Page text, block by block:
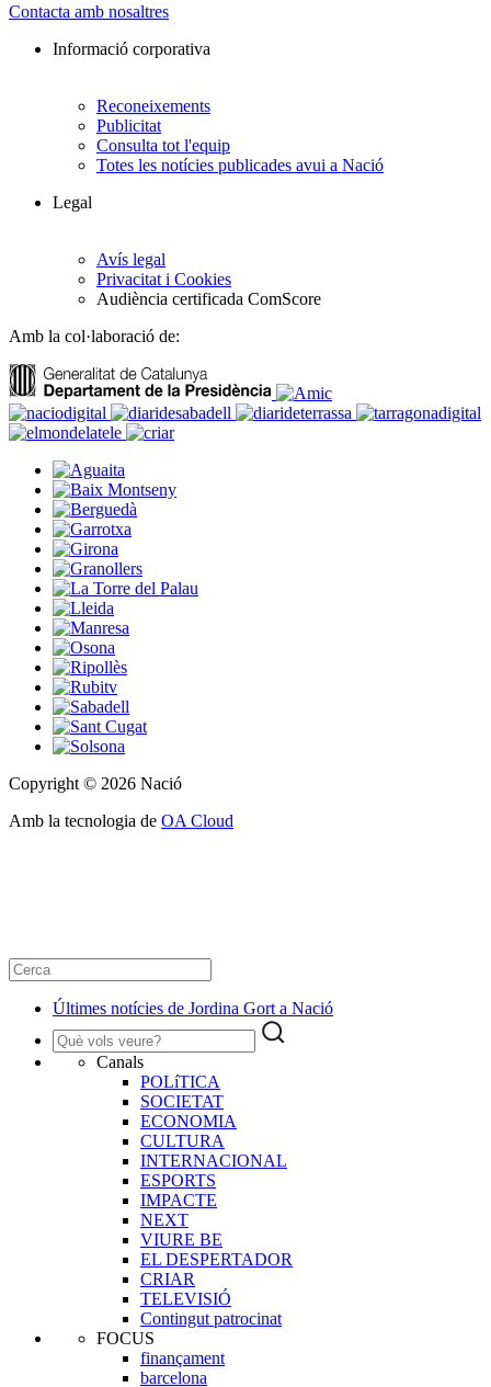
Contacta amb nosaltres
Informació corporativa
Reconeixements
Publicitat
Consulta tot l'equip
Totes les notícies publicades avui a Nació
Legal
Avís legal
Privacitat i Cookies
Audiència certificada ComScore
Amb la col·laboració de:
Copyright © 2026 Nació
Amb la tecnologia de OA Cloud
Últimes notícies de Jordina Gort a Nació
Canals
POLíTICA
SOCIETAT
ECONOMIA
CULTURA
INTERNACIONAL
ESPORTS
IMPACTE
NEXT
VIURE BE
EL DESPERTADOR
CRIAR
TELEVISIÓ
Contingut patrocinat
FOCUS
finançament
barcelona